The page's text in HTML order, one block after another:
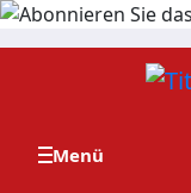
Zum